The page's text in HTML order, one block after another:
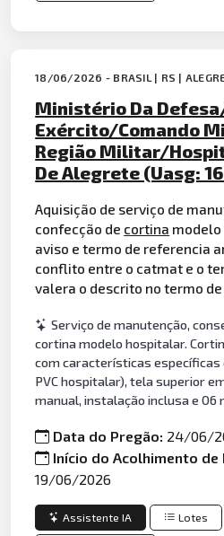
18/06/2026 - BRASIL | RS |
Ministério Da
Exército/Comando
Região Militar/
De Alegrete (Uasg:
Aquisição de serviço de
confecção de cortina modelo
aviso e termo de referencia
conflito entre o catmat e o
valera o descrito no termo
Serviço de manutenção,
cortina modelo hospitalar.
com características específicas
PVC hospitalar), tela superior
manual, instalação inclusa e 06
Data do Pregão: 24/06/
Início do Acolhimento
19/06/2026
Assistente IA Lotes